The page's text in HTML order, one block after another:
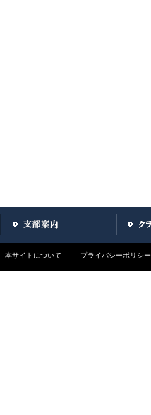
本サイトについて プライバシーポリシー